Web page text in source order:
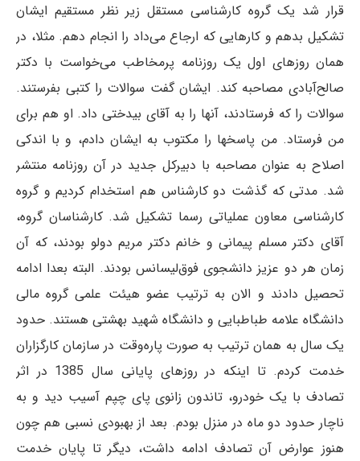
قرار شد یک گروه کارشناسی مستقل زیر نظر مستقیم ایشان
تشکیل بدهم و کارهایی که ارجاع می‌داد را انجام دهم. مثلا، در
همان روزهای اول یک روزنامه پرمخاطب می‌خواست با دکتر
صالح‌آبادی مصاحبه کند. ایشان گفت سوالات را کتبی بفرستند.
سوالات را که فرستادند، آنها را به آقای بیدختی داد. او هم برای
من فرستاد. من پاسخها را مکتوب به ایشان دادم، و با اندکی
اصلاح به عنوان مصاحبه با دبیرکل جدید در آن روزنامه منتشر
شد. مدتی که گذشت دو کارشناس هم استخدام کردیم و گروه
کارشناسی معاون عملیاتی رسما تشکیل شد. کارشناسان گروه،
آقای دکتر مسلم پیمانی و خانم دکتر مریم دولو بودند، که آن
زمان هر دو عزیز دانشجوی فوق‌لیسانس بودند. البته بعدا ادامه
تحصیل دادند و الان به ترتیب عضو هیئت علمی گروه مالی
دانشگاه علامه طباطبایی و دانشگاه شهید بهشتی هستند. حدود
یک سال به همان ترتیب به صورت پاره‌وقت در سازمان کارگزاران
خدمت کردم. تا اینکه در روزهای پایانی سال 1385 در اثر
تصادف با یک خودرو، تاندون زانوی پای چپم آسیب دید و به
ناچار حدود دو ماه در منزل بودم. بعد از بهبودی نسبی هم چون
هنوز عوارض آن تصادف ادامه داشت، دیگر تا پایان خدمت